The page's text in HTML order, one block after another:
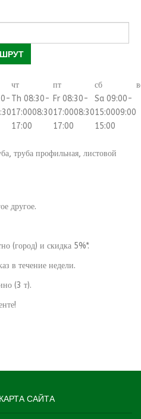
чт пт сб
Th 08:30-
17:0008:30
17:00
Fr 08:30-
17:0008:30
17:00
Sa 09:00-
15:0009:00
15:00
труба профильная, листовой
другое.
(город) и скидка 5%*.
в течение недели.
(3 т).
КАРТА САЙТА